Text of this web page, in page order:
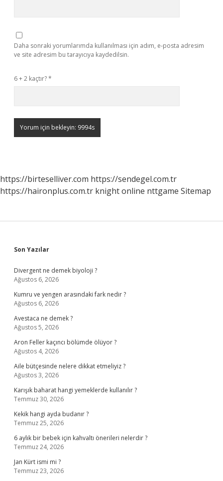
Daha sonraki yorumlarımda kullanılması için adım, e-posta adresim
ve site adresim bu tarayıcıya kaydedilsin.
6 + 2 kaçtır?*
https://birteselliver.com https://sendegel.com.tr
https://haironplus.com.tr knight online nttgame Sitemap
Sidebar
Son Yazılar
Divergent ne demek biyoloji ?
Ağustos 6, 2026
Kumru ve yengen arasındaki fark nedir ?
Ağustos 6, 2026
Avestaca ne demek ?
Ağustos 5, 2026
Aron Feller kaçıncı bölümde ölüyor ?
Ağustos 4, 2026
Aile bütçesinde nelere dikkat etmeliyiz ?
Ağustos 3, 2026
Karışık baharat hangi yemeklerde kullanılır ?
Temmuz 30, 2026
Kekik hangi ayda budanır ?
Temmuz 25, 2026
6 aylık bir bebek için kahvaltı önerileri nelerdir ?
Temmuz 24, 2026
Jan Kürt ismi mi ?
Temmuz 23, 2026